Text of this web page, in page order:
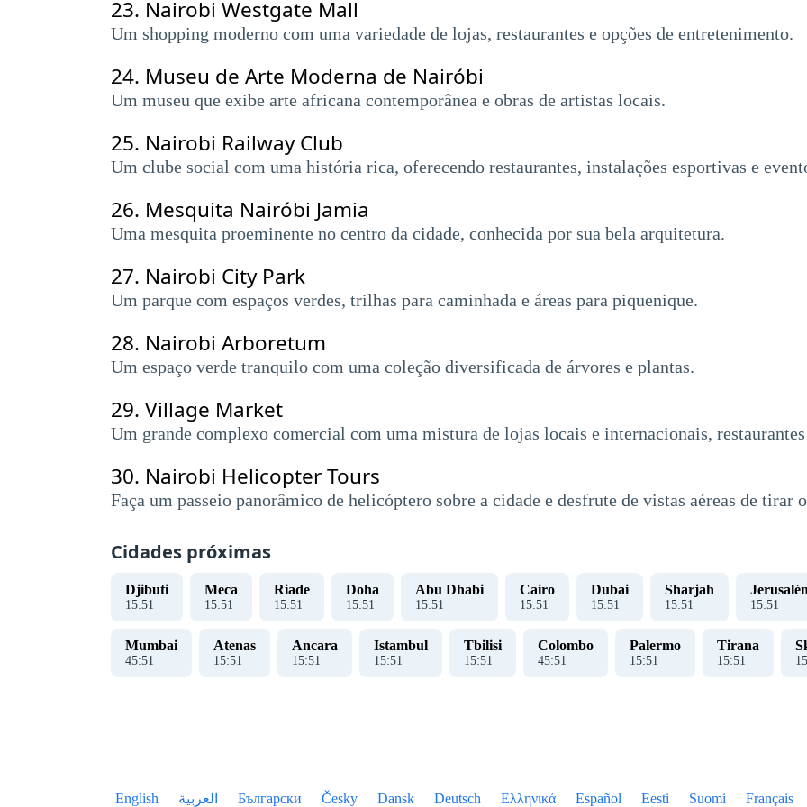
23. Nairobi Westgate Mall
Um shopping moderno com uma variedade de lojas, restaurantes e opções de entretenimento.
24. Museu de Arte Moderna de Nairóbi
Um museu que exibe arte africana contemporânea e obras de artistas locais.
25. Nairobi Railway Club
Um clube social com uma história rica, oferecendo restaurantes, instalações esportivas e
26. Mesquita Nairóbi Jamia
Uma mesquita proeminente no centro da cidade, conhecida por sua bela arquitetura.
27. Nairobi City Park
Um parque com espaços verdes, trilhas para caminhada e áreas para piquenique.
28. Nairobi Arboretum
Um espaço verde tranquilo com uma coleção diversificada de árvores e plantas.
29. Village Market
Um grande complexo comercial com uma mistura de lojas locais e internacionais,
30. Nairobi Helicopter Tours
Faça um passeio panorâmico de helicóptero sobre a cidade e desfrute de vistas aéreas de tirar
Cidades próximas
Djibuti
15:51
Meca
15:51
Riade
15:51
Doha
15:51
Abu Dhabi
15:51
Cairo
15:51
Dubai
15:51
Sharjah
15:51 15:51
Mumbai
45:51
Atenas
15:51
Ancara
15:51
Istambul
15:51
Tbilisi
15:51
Colombo
45:51
Palermo
15:51
Tirana
15:51 15
English العربية Български Česky Dansk Deutsch Ελληνικά Español Eesti Suomi Français